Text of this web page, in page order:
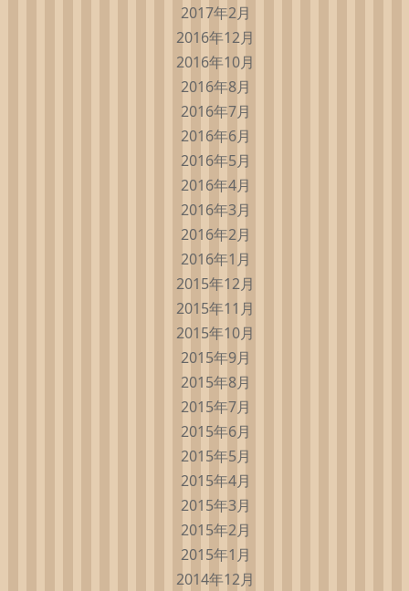
2017年2月
2016年12月
2016年10月
2016年8月
2016年7月
2016年6月
2016年5月
2016年4月
2016年3月
2016年2月
2016年1月
2015年12月
2015年11月
2015年10月
2015年9月
2015年8月
2015年7月
2015年6月
2015年5月
2015年4月
2015年3月
2015年2月
2015年1月
2014年12月